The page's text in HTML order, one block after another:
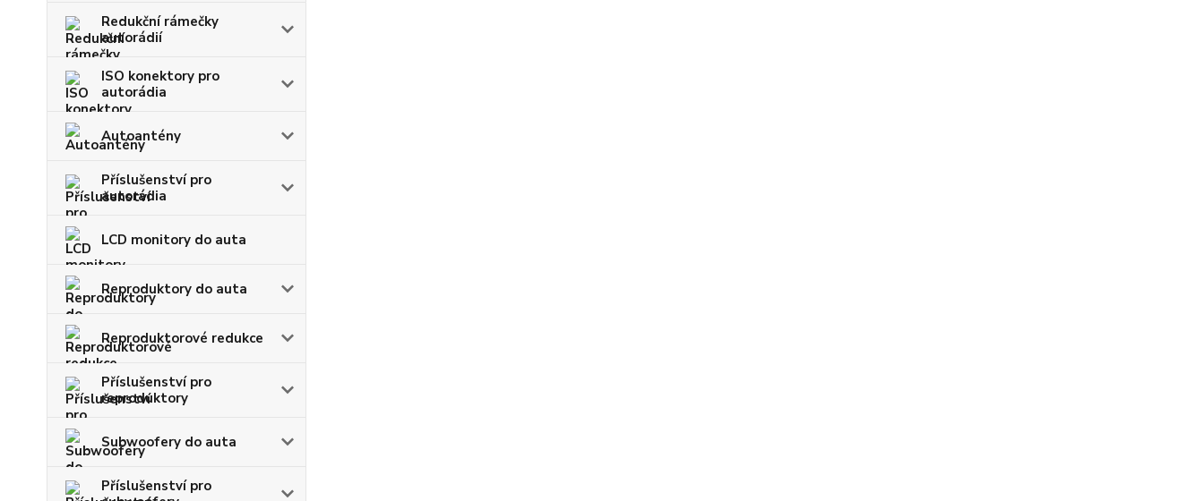
Redukční rámečky
autorádií
ISO konektory pro
autorádia
Autoantény
Příslušenství pro
autorádia
LCD monitory do auta
Reproduktory do auta
Reproduktorové redukce
Příslušenství pro
reproduktory
Subwoofery do auta
Příslušenství pro